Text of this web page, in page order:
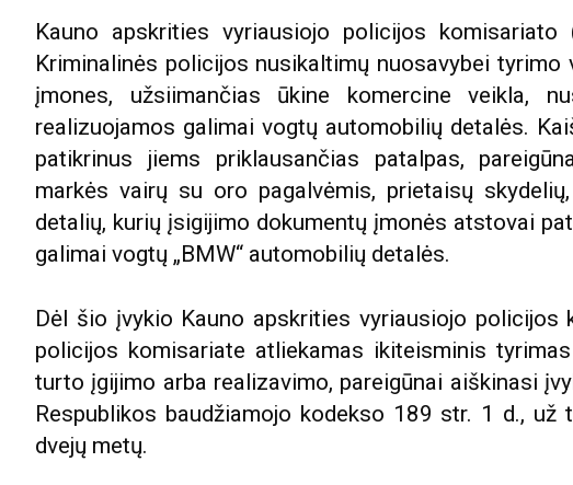
Kauno apskrities vyriausiojo policijos
Kriminalinės policijos nusikaltimų nuosavybei tyrimo
įmones, užsiimančias ūkine komercine veikla,
realizuojamos galimai vogtų automobilių detalės.
patikrinus jiems priklausančias patalpas,
markės vairų su oro pagalvėmis, prietaisų
detalių, kurių įsigijimo dokumentų įmonės atstovai
galimai vogtų „BMW“ automobilių detalės.
Dėl šio įvykio Kauno apskrities vyriausiojo policijos
policijos komisariate atliekamas ikiteisminis
turto įgijimo arba realizavimo, pareigūnai aiškinasi
Respublikos baudžiamojo kodekso 189 str. 1 d.,
dvejų metų.